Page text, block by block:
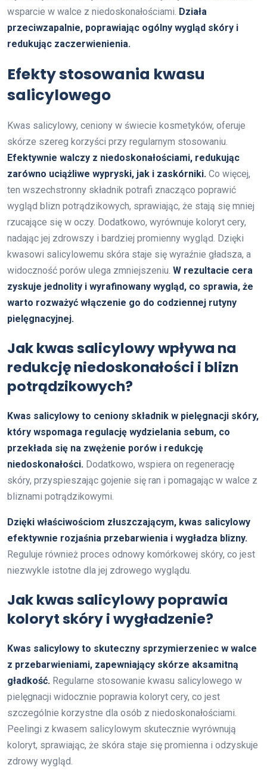
wsparcie w walce z niedoskonałościami. Działa
przeciwzapalnie, poprawiając ogólny wygląd skóry i
redukując zaczerwienienia.
Efekty stosowania kwasu
salicylowego
Kwas salicylowy, ceniony w świecie kosmetyków, oferuje
skórze szereg korzyści przy regularnym stosowaniu.
Efektywnie walczy z niedoskonałościami, redukując
zarówno uciążliwe wypryski, jak i zaskórniki. Co więcej,
ten wszechstronny składnik potrafi znacząco poprawić
wygląd blizn potrądzikowych, sprawiając, że stają się mniej
rzucające się w oczy. Dodatkowo, wyrównuje koloryt cery,
nadając jej zdrowszy i bardziej promienny wygląd. Dzięki
kwasowi salicylowemu skóra staje się wyraźnie gładsza, a
widoczność porów ulega zmniejszeniu. W rezultacie cera
zyskuje jednolity i wyrafinowany wygląd, co sprawia, że
warto rozważyć włączenie go do codziennej rutyny
pielęgnacyjnej.
Jak kwas salicylowy wpływa na
redukcję niedoskonałości i blizn
potrądzikowych?
Kwas salicylowy to ceniony składnik w pielęgnacji skóry,
który wspomaga regulację wydzielania sebum, co
przekłada się na zwężenie porów i redukcję
niedoskonałości. Dodatkowo, wspiera on regenerację
skóry, przyspieszając gojenie się ran i pomagając w walce z
bliznami potrądzikowymi.
Dzięki właściwościom złuszczającym, kwas salicylowy
efektywnie rozjaśnia przebarwienia i wygładza blizny.
Reguluje również proces odnowy komórkowej skóry, co jest
niezwykle istotne dla jej zdrowego wyglądu.
Jak kwas salicylowy poprawia
koloryt skóry i wygładzenie?
Kwas salicylowy to skuteczny sprzymierzeniec w walce
z przebarwieniami, zapewniający skórze aksamitną
gładkość. Regularne stosowanie kwasu salicylowego w
pielęgnacji widocznie poprawia koloryt cery, co jest
szczególnie korzystne dla osób z niedoskonałościami.
Peelingi z kwasem salicylowym skutecznie wyrównują
koloryt, sprawiając, że skóra staje się promienna i odzyskuje
zdrowy wygląd.